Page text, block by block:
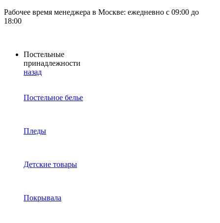
Рабочее время менеджера в Москве: ежедневно с 09:00 до
18:00
Постельные
принадлежности
назад
Постельное белье
Пледы
Детские товары
Покрывала